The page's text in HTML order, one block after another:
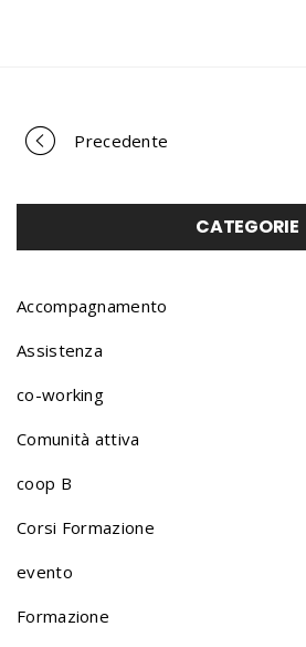
P
o
r
t
f
o
Precedente
CATEGORIE
Accompagnamento
Assistenza
co-working
Comunità attiva
coop B
Corsi Formazione
evento
Formazione